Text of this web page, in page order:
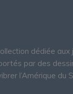
dédiée
par des
l’Amérique du